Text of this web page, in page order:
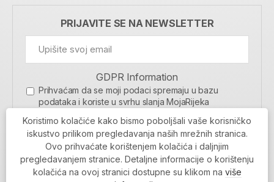
PRIJAVITE SE NA NEWSLETTER
GDPR Information
Prihvaćam da se moji podaci spremaju u bazu
podataka i koriste u svrhu slanja MojaRijeka
MOJARIJEKA NEWSLETTER
PRIJAVI SE
Koristimo kolačiće kako bismo poboljšali vaše korisničko
iskustvo prilikom pregledavanja naših mrežnih stranica.
Ovo prihvaćate korištenjem kolačića i daljnjim
pregledavanjem stranice. Detaljne informacije o korištenju
kolačića na ovoj stranici dostupne su klikom na više